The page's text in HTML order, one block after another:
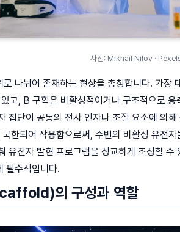
사진: Mikhail Nilov ·
나뉘어 존재하는 현상을 총칭합니다. 가
고, B 구획은 비활성적이거나 구조적으로
집단이 공통의 전사 인자나 조절 요소에 의해
한되어 작용함으로써, 주변의 비활성 유전
유전자 발현 프로그램을 정교하게 조정할
필수적입니다.
의 구성과 역할